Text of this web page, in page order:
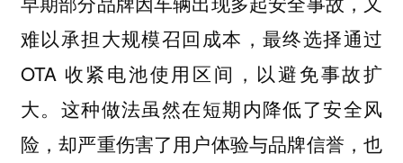
难以承担大规模召回成本，最终选择通过
OTA 收紧电池使用区间，以避免事故扩
大。这种做法虽然在短期内降低了安全风
险，却严重伤害了用户体验与品牌信誉，也